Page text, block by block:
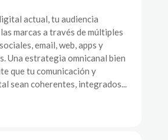
actual, tu audiencia
marcas a través de múltiples
email, web, apps y
Una estrategia omnicanal bien
que tu comunicación y
sean coherentes, integrados...